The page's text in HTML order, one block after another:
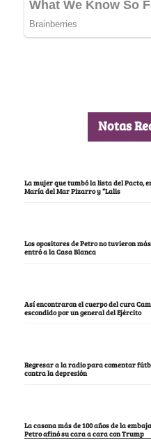
Notas
La mujer que tumbó la lista del Pacto,
María del Mar Pizarro y “Lalis
Los opositores de Petro no tuvieron
entró a la Casa Blanca
Así encontraron el cuerpo del cura
escondido por un general del Ejército
Regresar a la radio para comentar
contra la depresión
La casona más de 100 años de la
Petro afinó su cara a cara con Trump